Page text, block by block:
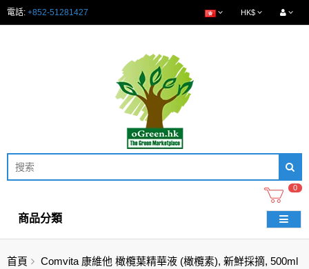
電話: +852-51281427 HK$
0
商品分類
首頁 Comvita 康維他 橄欖葉精華液 (橄欖素), 新鮮採摘, 500ml